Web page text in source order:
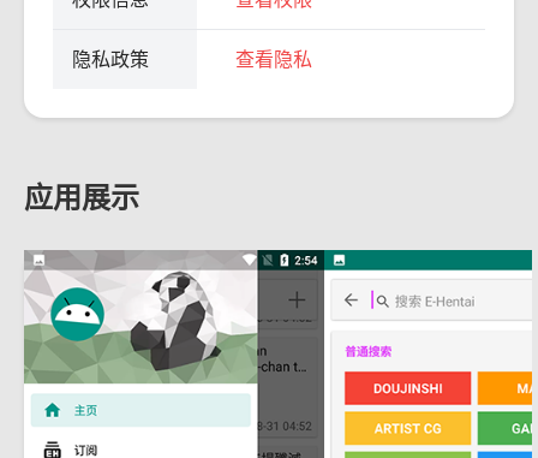
隐私政策 查看隐私
应用展示